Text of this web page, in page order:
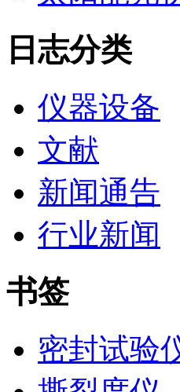
日志分类
仪器设备
文献
新闻通告
行业新闻
书签
密封试验